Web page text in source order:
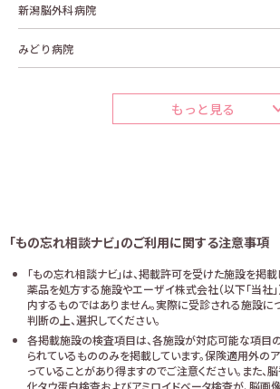
新潟脳外科病院
みどり病院
もっと見る
「もの忘れ相談ナビ」のご利用に関する注意事項
「もの忘れ相談ナビ」は、掲載許可を受けた施設を掲載
薬品を処方する施設やエーザイ株式会社（以下「当社
内するものではありません。実際に受診される施設に
判断の上、選択してください。
各掲載施設の検査項目は、各施設が対応可能な項目
られているもののみを掲載しています。保険適用外の
っていることがあり得ますのでご注意ください。また
化タウ蛋白検査およびアミロイドベータ検査が、脳画